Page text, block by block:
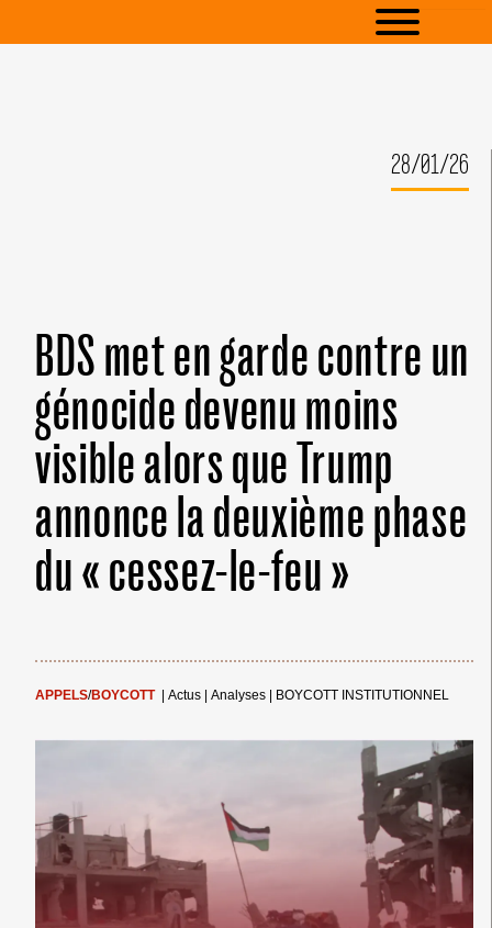
28/01/26
BDS met en garde contre un
génocide devenu moins
visible alors que Trump
annonce la deuxième phase
du « cessez-le-feu »
APPELS/BOYCOTT Actus Analyses BOYCOTT INSTITUTIONNEL